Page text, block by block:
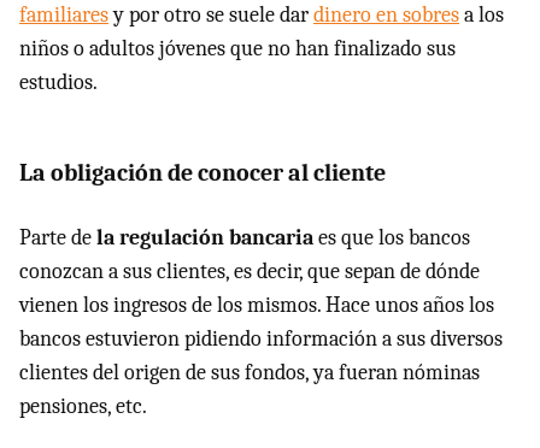
familiaresy por otro se suele dardinero en sobresa los
niños o adultos jóvenes que no han finalizado sus
estudios.
La obligación de conocer al cliente
Parte dela regulación bancariaes que los bancos
conozcan a sus clientes, es decir, que sepan de dónde
vienen los ingresos de los mismos. Hace unos años los
bancos estuvieron pidiendo información a sus diversos
clientes del origen de sus fondos, ya fueran nóminas
pensiones, etc.